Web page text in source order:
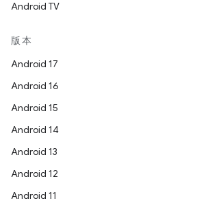
Android TV
版本
Android 17
Android 16
Android 15
Android 14
Android 13
Android 12
Android 11